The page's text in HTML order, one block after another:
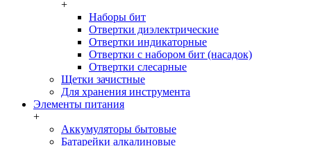
+
Наборы бит
Отвертки диэлектрические
Отвертки индикаторные
Отвертки с набором бит (насадок)
Отвертки слесарные
Щетки зачистные
Для хранения инструмента
Элементы питания
+
Аккумуляторы бытовые
Батарейки алкалиновые